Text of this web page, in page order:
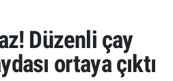
Düzenli çay
ortaya çıktı